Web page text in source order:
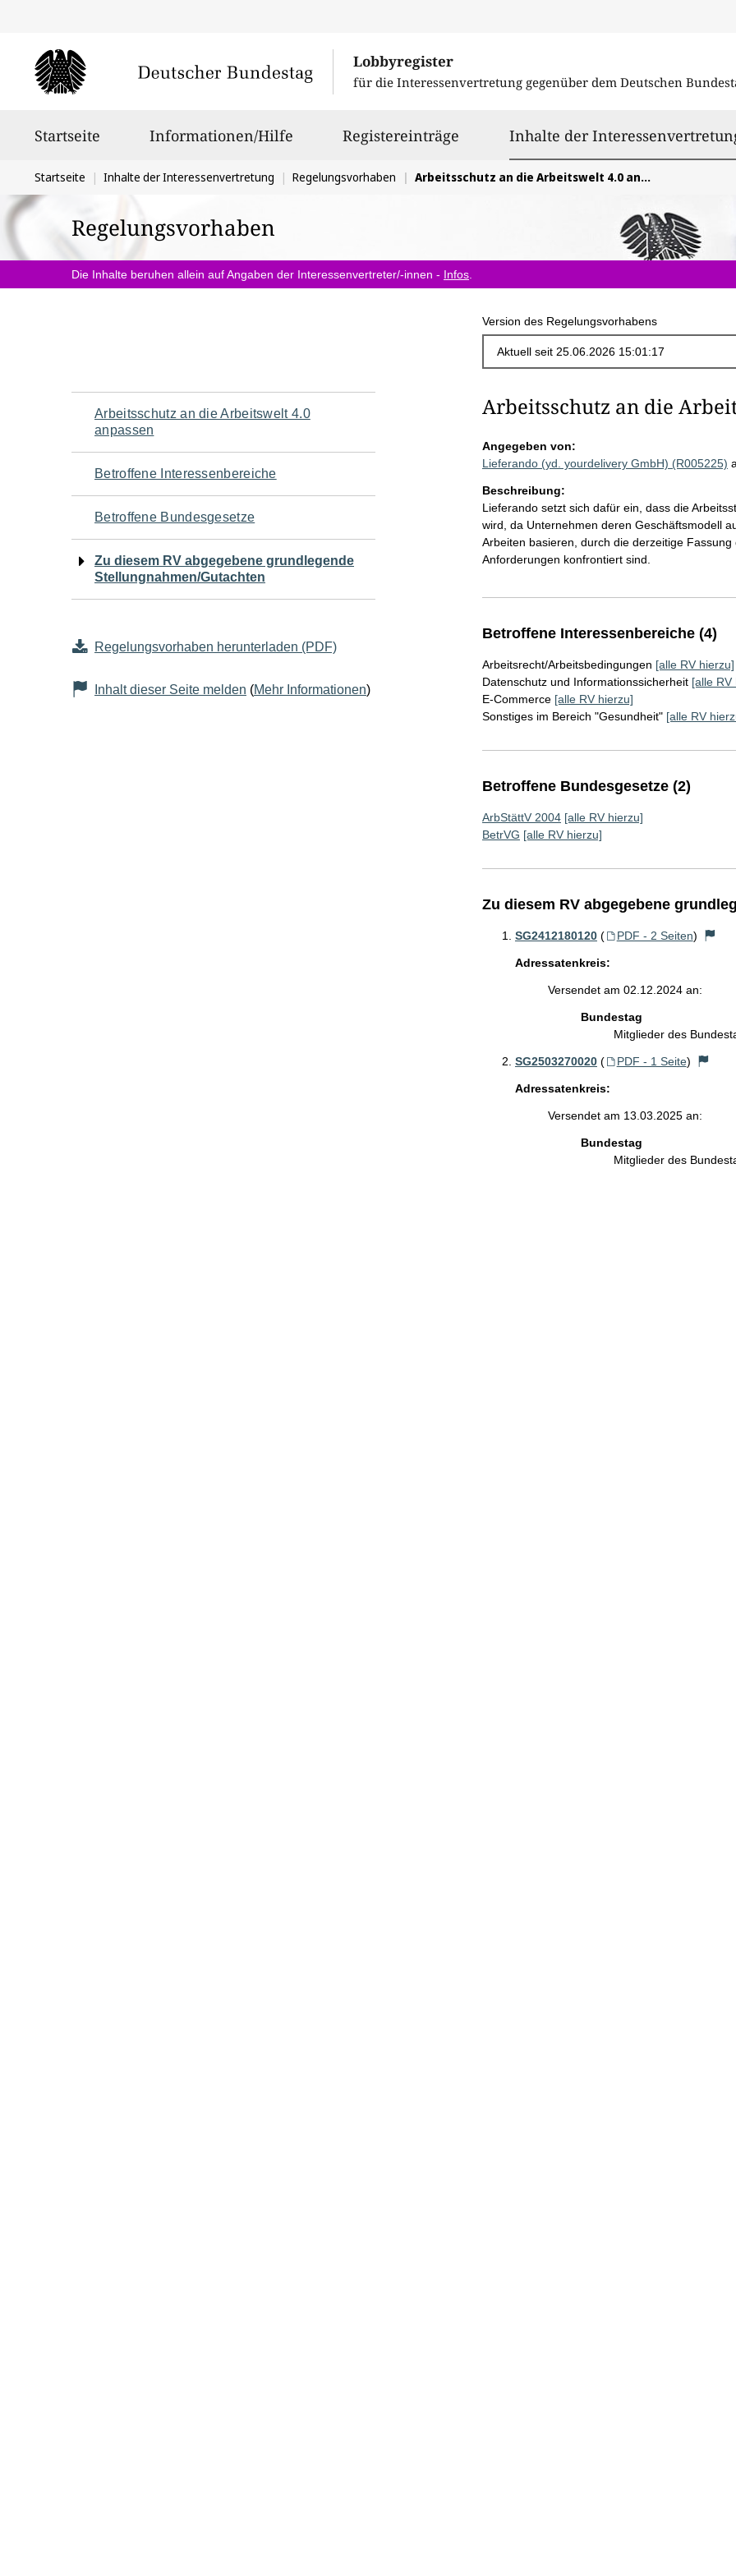
Lobbyregister
für die Interessenvertretung gegenüber dem Deutschen
Startseite Informationen/Hilfe Registereinträge Inhalte der
Sie
befinden
sich
hier:
Startseite Inhalte der Interessenvertretung Regelungsvorhaben Arbeitsschutz an die Arbeitswelt 4.0 anpassen
Regelungsvorhaben
Die Inhalte beruhen allein auf Angaben der Interessenvertreter/-innen - Infos
Version des Regelungsvorhabens
Navigation
für
den
Seiteninhalt
Arbeitsschutz an die Arbeitswelt 4.0
anpassen
Betroffene Interessenbereiche
Betroffene Bundesgesetze
Zu diesem RV abgegebene grundlegende
Stellungnahmen/Gutachten
Regelungsvorhaben herunterladen (PDF)
Inhalt dieser Seite melden (Mehr Informationen)
Arbeitsschutz an die
Angegeben von:
Lieferando (yd. yourdelivery GmbH) (R005225)
Beschreibung:
Lieferando setzt sich dafür ein, dass die
wird, da Unternehmen deren Geschäftsmodell
Arbeiten basieren, durch die derzeitige
Anforderungen konfrontiert sind.
Betroffene Interessenbereiche (4)
Arbeitsrecht/Arbeitsbedingungen [alle RV hierzu]
Datenschutz und Informationssicherheit [alle RV
E-Commerce [alle RV hierzu]
Sonstiges im Bereich "Gesundheit" [alle RV
Betroffene Bundesgesetze (2)
ArbStättV 2004 [alle RV hierzu]
BetrVG [alle RV hierzu]
Zu diesem RV abgegebene
SG2412180120 ( PDF - 2 Seiten)
Adressatenkreis:
Versendet am 02.12.2024 an:
Bundestag
Mitglieder des
SG2503270020 ( PDF - 1 Seite)
Adressatenkreis:
Versendet am 13.03.2025 an:
Bundestag
Mitglieder des